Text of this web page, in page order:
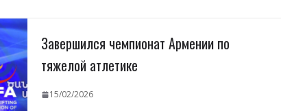
Завершился чемпионат Армении по
тяжелой атлетике
15/02/2026